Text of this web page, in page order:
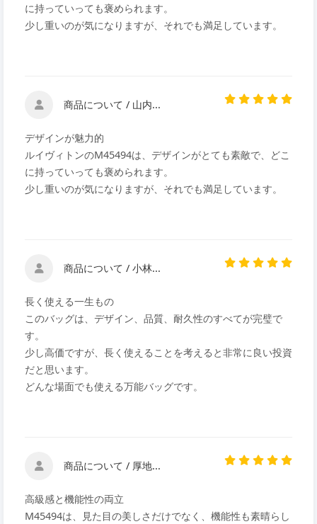
に持っていっても褒められます。
少し重いのが気になりますが、それでも満足しています。
商品について / 山内...
デザインが魅力的
ルイヴィトンのM45494は、デザインがとても素敵で、どこ
に持っていっても褒められます。
少し重いのが気になりますが、それでも満足しています。
商品について / 小林...
長く使える一生もの
このバッグは、デザイン、品質、耐久性のすべてが完璧で
す。
少し高価ですが、長く使えることを考えると非常に良い投資
だと思います。
どんな場面でも使える万能バッグです。
商品について / 厚地...
高級感と機能性の両立
M45494は、見た目の美しさだけでなく、機能性も素晴らし